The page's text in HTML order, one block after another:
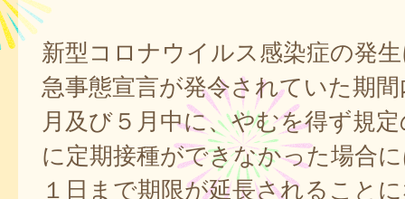
新型コロナウイルス感染症の発
急事態宣言が発令されていた期
月及び５月中に、やむを得ず規
に定期接種ができなかった場合
１日まで期限が延長されること